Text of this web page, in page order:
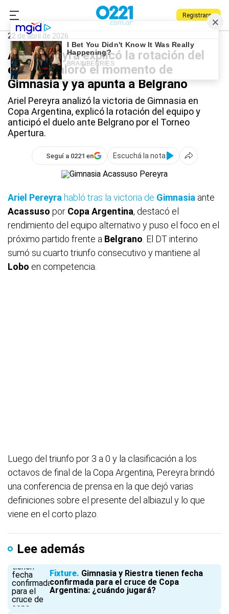
Registrarse
0221.com.ar Deportes
22 de abril de 2026
Ariel Pereyra explicó la rotación del
equipo, valoró el momento de
Gimnasia y ya apunta a Belgrano
Ariel Pereyra analizó la victoria de Gimnasia en
Copa Argentina, explicó la rotación del equipo y
anticipó el duelo ante Belgrano por el Torneo
Apertura.
Seguí a 0221 en Escuchá la nota
Ariel Pereyra habló tras la victoria de Gimnasia ante
Acassuso por Copa Argentina, destacó el
rendimiento del equipo alternativo y puso el foco en el
próximo partido frente a Belgrano . El DT interino
sumó su cuarto triunfo consecutivo y mantiene al
Lobo en competencia.
Luego del triunfo por 3 a 0 y la clasificación a los
octavos de final de la Copa Argentina, Pereyra brindó
una conferencia de prensa en la que dejó varias
definiciones sobre el presente del albiazul y lo que
viene en el corto plazo.
Lee además
Fixture Gimnasia y Riestra tienen fecha
confirmada para el cruce de Copa
Argentina: ¿cuándo jugará?